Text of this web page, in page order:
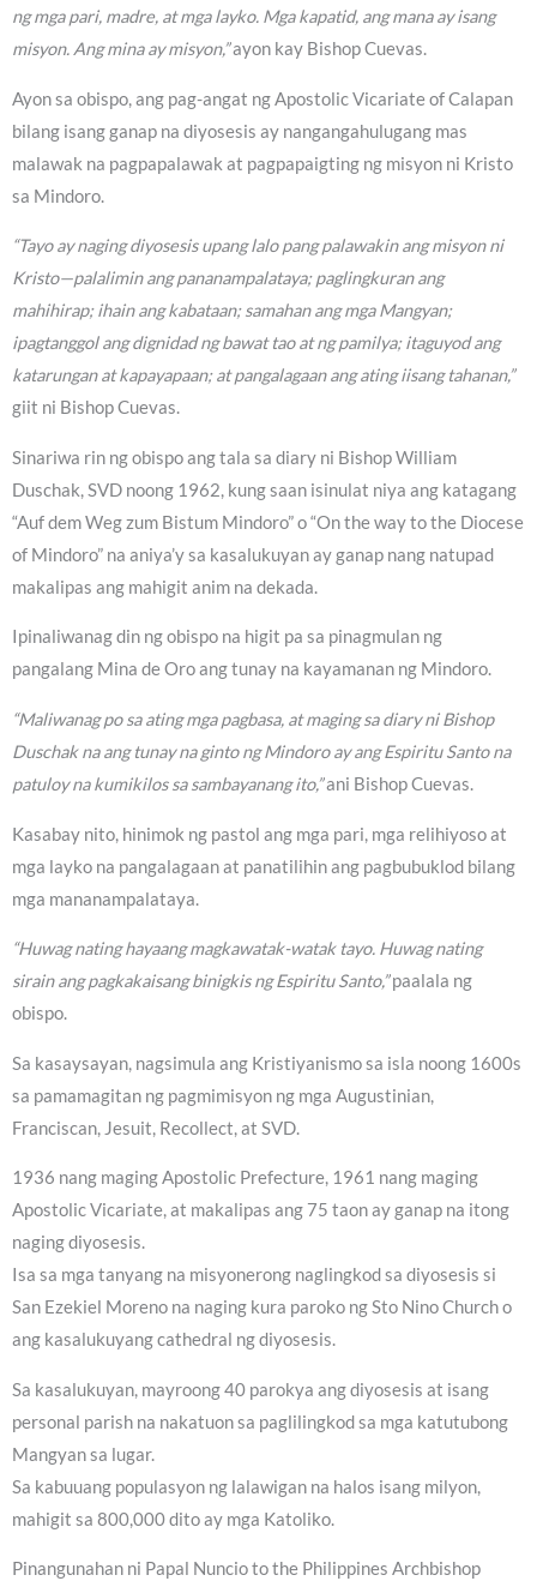
ng mga pari, madre, at mga layko. Mga kapatid, ang mana ay isang
misyon. Ang mina ay misyon,”ayon kay Bishop Cuevas.
Ayon sa obispo, ang pag-angat ng Apostolic Vicariate of Calapan
bilang isang ganap na diyosesis ay nangangahulugang mas
malawak na pagpapalawak at pagpapaigting ng misyon ni Kristo
sa Mindoro.
“Tayo ay naging diyosesis upang lalo pang palawakin ang misyon ni
Kristo—palalimin ang pananampalataya; paglingkuran ang
mahihirap; ihain ang kabataan; samahan ang mga Mangyan;
ipagtanggol ang dignidad ng bawat tao at ng pamilya; itaguyod ang
katarungan at kapayapaan; at pangalagaan ang ating iisang tahanan,”
giit ni Bishop Cuevas.
Sinariwa rin ng obispo ang tala sa diary ni Bishop William
Duschak, SVD noong 1962, kung saan isinulat niya ang katagang
“Auf dem Weg zum Bistum Mindoro” o “On the way to the Diocese
of Mindoro” na aniya’y sa kasalukuyan ay ganap nang natupad
makalipas ang mahigit anim na dekada.
Ipinaliwanag din ng obispo na higit pa sa pinagmulan ng
pangalang Mina de Oro ang tunay na kayamanan ng Mindoro.
“Maliwanag po sa ating mga pagbasa, at maging sa diary ni Bishop
Duschak na ang tunay na ginto ng Mindoro ay ang Espiritu Santo na
patuloy na kumikilos sa sambayanang ito,”ani Bishop Cuevas.
Kasabay nito, hinimok ng pastol ang mga pari, mga relihiyoso at
mga layko na pangalagaan at panatilihin ang pagbubuklod bilang
mga mananampalataya.
“Huwag nating hayaang magkawatak-watak tayo. Huwag nating
sirain ang pagkakaisang binigkis ng Espiritu Santo,”paalala ng
obispo.
Sa kasaysayan, nagsimula ang Kristiyanismo sa isla noong 1600s
sa pamamagitan ng pagmimisyon ng mga Augustinian,
Franciscan, Jesuit, Recollect, at SVD.
1936 nang maging Apostolic Prefecture, 1961 nang maging
Apostolic Vicariate, at makalipas ang 75 taon ay ganap na itong
naging diyosesis.
Isa sa mga tanyang na misyonerong naglingkod sa diyosesis si
San Ezekiel Moreno na naging kura paroko ng Sto Nino Church o
ang kasalukuyang cathedral ng diyosesis.
Sa kasalukuyan, mayroong 40 parokya ang diyosesis at isang
personal parish na nakatuon sa paglilingkod sa mga katutubong
Mangyan sa lugar.
Sa kabuuang populasyon ng lalawigan na halos isang milyon,
mahigit sa 800,000 dito ay mga Katoliko.
Pinangunahan ni Papal Nuncio to the Philippines Archbishop